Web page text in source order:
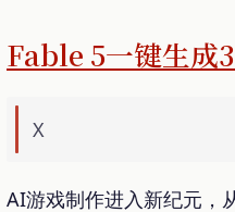
Fable 5一键生成
X
AI游戏制作进入新纪元，